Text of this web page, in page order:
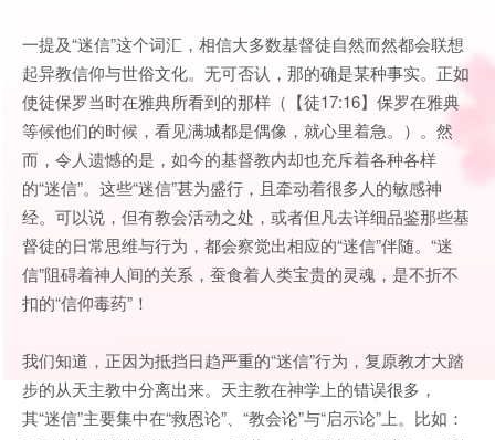
一提及“迷信”这个词汇，相信大多数基督徒自然而然都会联想
起异教信仰与世俗文化。无可否认，那的确是某种事实。正如
使徒保罗当时在雅典所看到的那样（【徒17:16】保罗在雅典
等候他们的时候，看见满城都是偶像，就心里着急。）。然
而，令人遗憾的是，如今的基督教内却也充斥着各种各样
的“迷信”。这些“迷信”甚为盛行，且牵动着很多人的敏感神
经。可以说，但有教会活动之处，或者但凡去详细品鉴那些基
督徒的日常思维与行为，都会察觉出相应的“迷信”伴随。“迷
信”阻碍着神人间的关系，蚕食着人类宝贵的灵魂，是不折不
扣的“信仰毒药”！
我们知道，正因为抵挡日趋严重的“迷信”行为，复原教才大踏
步的从天主教中分离出来。天主教在神学上的错误很多，
其“迷信”主要集中在“救恩论”、“教会论”与“启示论”上。比如：